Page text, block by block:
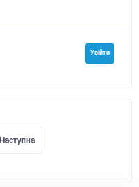
Увійти
Наступна